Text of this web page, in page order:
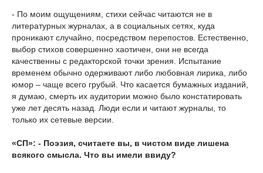
- По моим ощущениям, стихи сейчас читаются не в
литературных журналах, а в социальных сетях, куда
проникают случайно, посредством перепостов. Естественно,
выбор стихов совершенно хаотичен, они не всегда
качественны с редакторской точки зрения. Испытание
временем обычно одерживают либо любовная лирика, либо
юмор – чаще всего грубый. Что касается бумажных изданий,
я думаю, смерть их аудитории можно было констатировать
уже лет десять назад. Люди если и читают журналы, то
только их сетевые версии.
«СП»: - Поэзия, считаете вы, в чистом виде лишена
всякого смысла. Что вы имели ввиду?